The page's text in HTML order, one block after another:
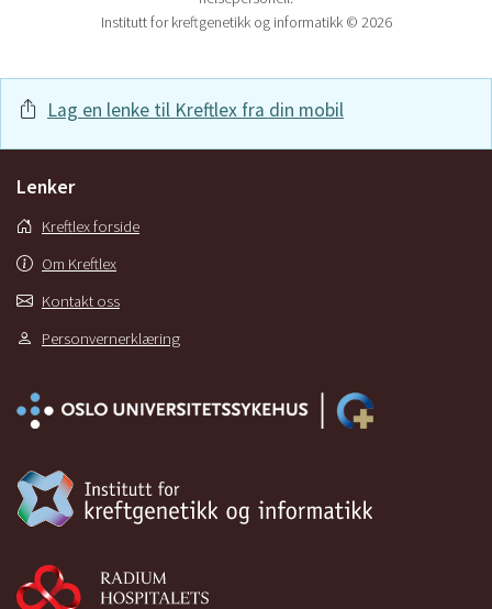
Institutt for kreftgenetikk og informatikk © 2026
Lag en lenke til Kreftlex fra din mobil
Lenker
Kreftlex forside
Om Kreftlex
Kontakt oss
Personvernerklæring